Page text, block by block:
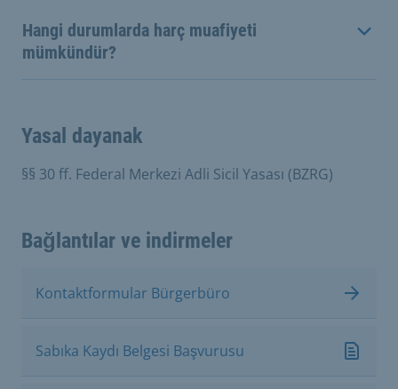
Hangi durumlarda harç muafiyeti
mümkündür?
Yasal dayanak
§§ 30 ff. Federal Merkezi Adli Sicil Yasası (BZRG)
Bağlantılar ve indirmeler
Kontaktformular Bürgerbüro
Sabıka Kaydı Belgesi Başvurusu